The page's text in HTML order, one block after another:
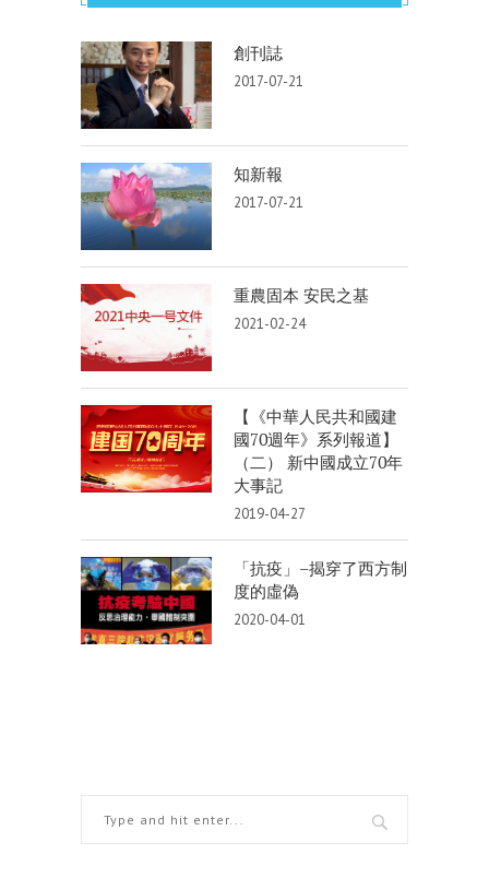
創刊誌
2017-07-21
知新報
2017-07-21
重農固本 安民之基
2021-02-24
【《中華人民共和國建
國70週年》系列報道】
（二） 新中國成立70年
大事記
2019-04-27
「抗疫」–揭穿了西方制
度的虛偽
2020-04-01